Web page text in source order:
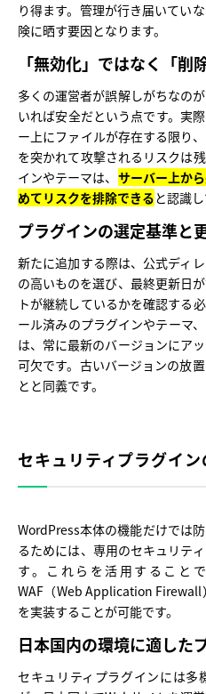
り得ます。管理が行き届いてい
険に晒す要因となります。
「無効化」ではなく「削
多くの運営者が誤解しがちなの
いれば安全だという点です。実
ー上にファイルが存在する限り
を突かれて攻撃されるリスクは
インやテーマは、 サーバー上か
めてリスクを排除できると認識し
プラグインの選定基準と
新たに追加する際は、公式ディ
の高いものを選び、最終更新日
トが継続しているかを確認する
ール済みのプラグインやテーマ
は、常に最新のバージョンにア
可欠です。古いバージョンの放
とと同義です。
セキュリティプラグイ
WordPress本体の機能だけでは
るためには、専用のセキュリテ
す。これらを活用すること
WAF（Web Application
を実装することが可能です。
日本国内の環境に適した
セキュリティプラグインには